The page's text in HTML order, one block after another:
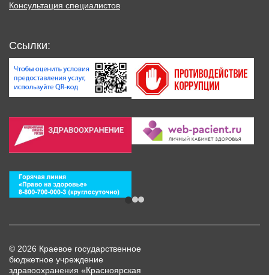
Консультация специалистов
Ссылки:
© 2026 Краевое государственное
бюджетное учреждение
здравоохранения «Красноярская